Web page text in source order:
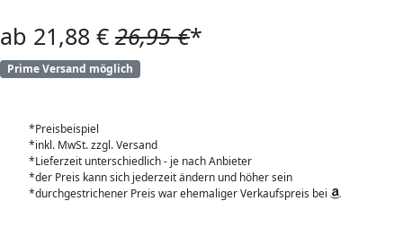
ab 21,88 € 26,95 €*
Prime Versand möglich
*Preisbeispiel
*inkl. MwSt. zzgl. Versand
*Lieferzeit unterschiedlich - je nach Anbieter
*der Preis kann sich jederzeit ändern und höher sein
*durchgestrichener Preis war ehemaliger Verkaufspreis bei